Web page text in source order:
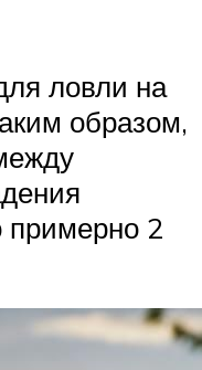
ловли на
образом,
примерно 2